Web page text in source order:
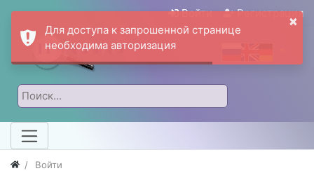
Войти Регистрация
Войти
×
Для доступа к запрошенной странице
необходима авторизация